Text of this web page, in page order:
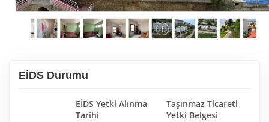
EİDS Durumu
EİDS Yetki Alınma
Tarihi
Taşınmaz Ticareti
Yetki Belgesi